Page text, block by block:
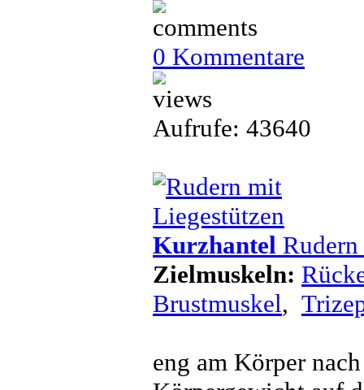
0 Kommentare
Aufrufe: 43640
Kurzhantel
Zielmuskeln:
Brustmuskel,
eng am Körper